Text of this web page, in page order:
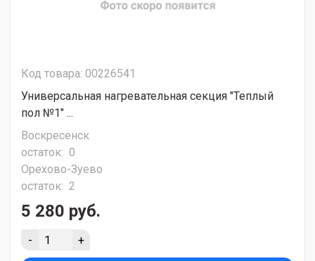
Код товара: 00226541
Универсальная нагревательная секция "Теплый
пол №1" ...
Воскресенск
остаток: 0
Орехово-Зуево
остаток: 2
5 280 руб.
- +